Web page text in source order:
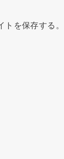
を保存する。